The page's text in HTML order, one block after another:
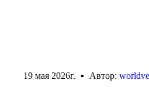
19 мая 2026г. Автор: